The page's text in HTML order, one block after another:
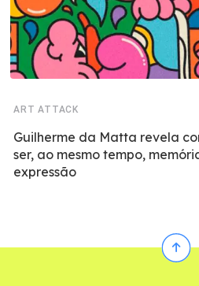
ART ATTACK
Guilherme da Matta revela
ser, ao mesmo tempo,
expressão